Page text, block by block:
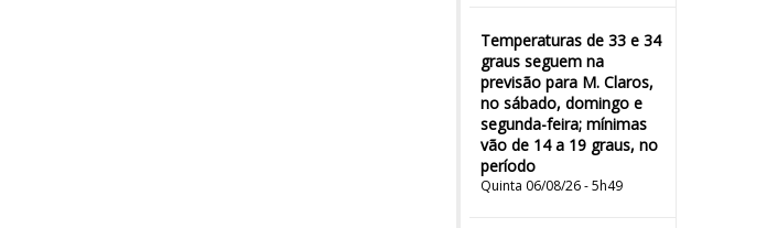
Temperaturas de 33 e 34
graus seguem na
previsão para M. Claros,
no sábado, domingo e
segunda-feira; mínimas
vão de 14 a 19 graus, no
período
Quinta 06/08/26 - 5h49